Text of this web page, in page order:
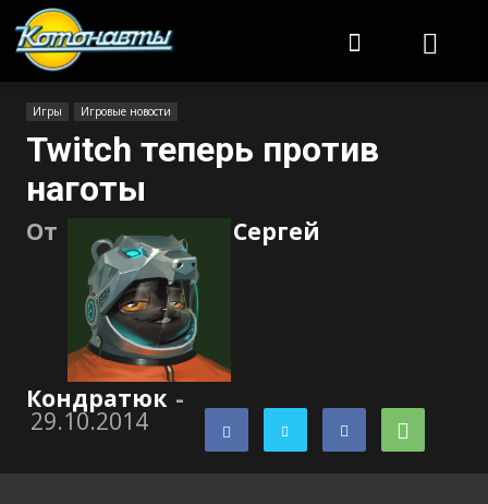
Игры Игровые новости
Twitch теперь против
наготы
От Сергей
Кондратюк -
29.10.2014